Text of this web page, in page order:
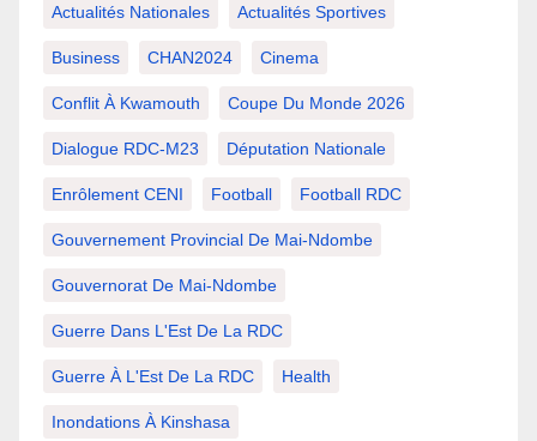
Actualités Nationales Actualités Sportives
Business CHAN2024 Cinema
Conflit À Kwamouth Coupe Du Monde 2026
Dialogue RDC-M23 Députation Nationale
Enrôlement CENI Football Football RDC
Gouvernement Provincial De Mai-Ndombe
Gouvernorat De Mai-Ndombe
Guerre Dans L'Est De La RDC
Guerre À L'Est De La RDC Health
Inondations À Kinshasa